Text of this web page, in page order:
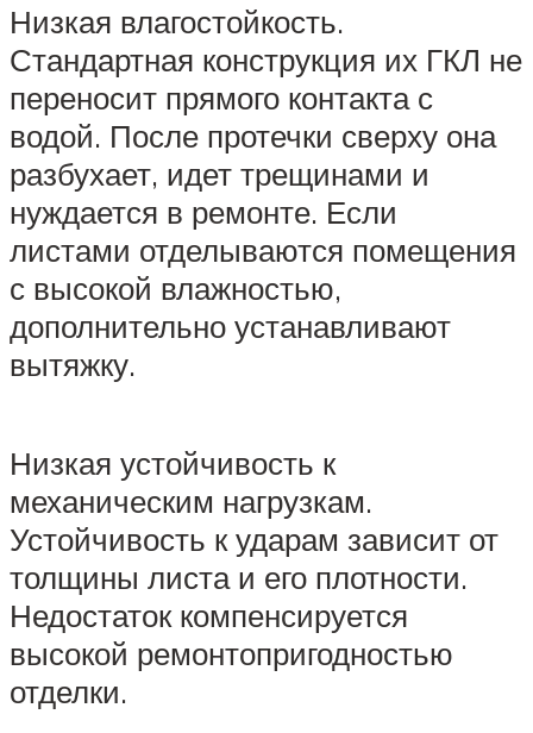
Низкая влагостойкость.
Стандартная конструкция их ГКЛ не
переносит прямого контакта с
водой. После протечки сверху она
разбухает, идет трещинами и
нуждается в ремонте. Если
листами отделываются помещения
с высокой влажностью,
дополнительно устанавливают
вытяжку.
Низкая устойчивость к
механическим нагрузкам.
Устойчивость к ударам зависит от
толщины листа и его плотности.
Недостаток компенсируется
высокой ремонтопригодностью
отделки.